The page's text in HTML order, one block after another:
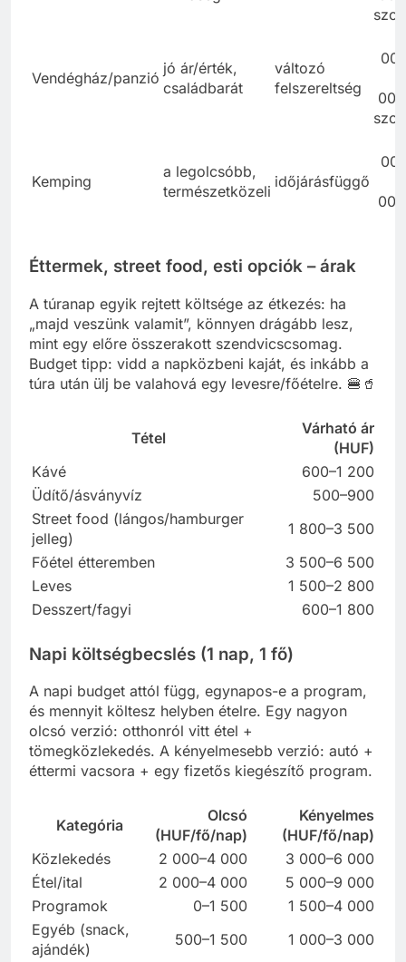
Vendégház/panzió
jó ár/érték,
családbarát
változó
felszereltség
Kemping
a legolcsóbb,
természetközeli
időjárásfüggő
Éttermek, street food, esti opciók – árak
A túranap egyik rejtett költsége az étkezés: ha
„majd veszünk valamit”, könnyen drágább lesz,
mint egy előre összerakott szendvicscsomag.
Budget tipp: vidd a napközbeni kaját, és inkább a
túra után ülj be valahová egy levesre/főételre. 🍔🥤
Tétel
Várható ár
(HUF)
Kávé
600–1 200
Üdítő/ásványvíz
500–900
Street food (lángos/hamburger
jelleg)
1 800–3 500
Főétel étteremben
3 500–6 500
Leves
1 500–2 800
Desszert/fagyi
600–1 800
Napi költségbecslés (1 nap, 1 fő)
A napi budget attól függ, egynapos-e a program,
és mennyit költesz helyben ételre. Egy nagyon
olcsó verzió: otthonról vitt étel +
tömegközlekedés. A kényelmesebb verzió: autó +
éttermi vacsora + egy fizetős kiegészítő program.
Kategória
Olcsó
(HUF/fő/nap)
Kényelmes
(HUF/fő/nap)
Közlekedés
2 000–4 000
3 000–6 000
Étel/ital
2 000–4 000
5 000–9 000
Programok
0–1 500
1 500–4 000
Egyéb (snack,
ajándék)
500–1 500
1 000–3 000